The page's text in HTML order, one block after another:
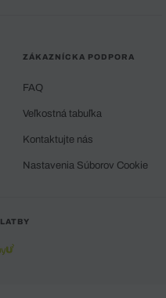
ZÁKAZNÍCKA PODPORA
FAQ
Veľkostná tabuľka
Kontaktujte nás
Nastavenia Súborov Cookie